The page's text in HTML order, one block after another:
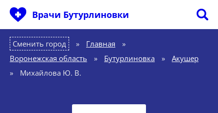
Врачи Бутурлиновки
Сменить город Главная
»
Воронежская область
» Бутурлиновка »
Акушер
»
Михайлова Ю. В.